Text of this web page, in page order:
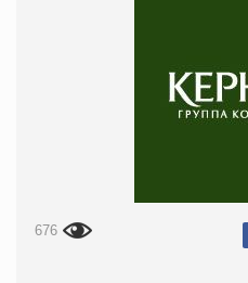
676